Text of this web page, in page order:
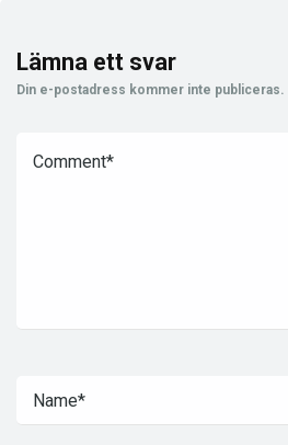
Lämna ett svar
Din e-postadress kommer inte publiceras.